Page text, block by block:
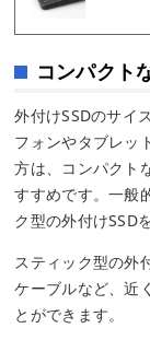
コンパクト
外付けSSDのサイ
フォンやタブレッ
方は、コンパクト
すすめです。一般
ク型の外付けSSD
スティック型の外
ケーブルなど、近
とができます。